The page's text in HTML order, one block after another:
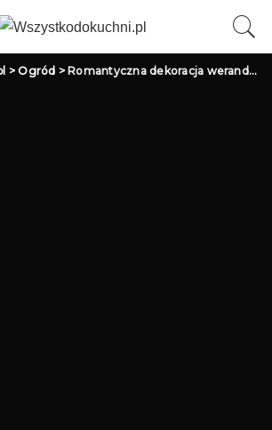
>Ogród > Romantyczna dekoracja werandy i ogrodu na wesele i przyjęcie